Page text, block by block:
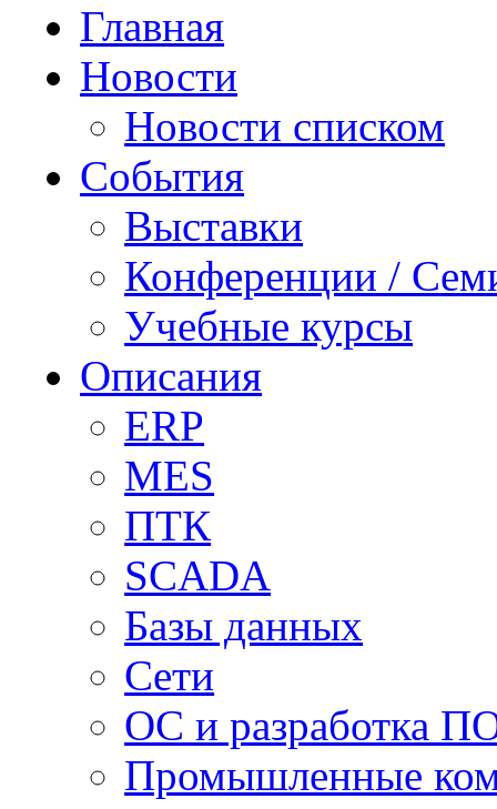
Главная
Новости
Новости списком
События
Выставки
Конференции /
Учебные курсы
Описания
ERP
MES
ПТК
SCADA
Базы данных
Сети
ОС и разработка
Промышленные